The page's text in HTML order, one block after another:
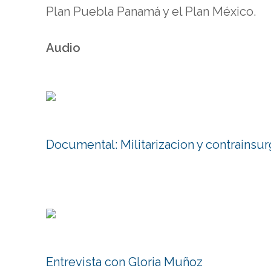
Plan Puebla Panamá y el Plan México.
Audio
Documental: Militarizacion y
Entrevista con Gloria Muñoz